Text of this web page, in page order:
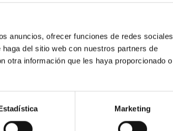
anuncios, ofrecer funciones de redes sociales
del sitio web con nuestros partners de
otra información que les haya proporcionado o
Marketing
(IAC).